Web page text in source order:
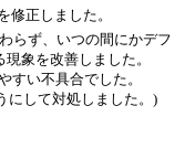
正しました。
らず、いつの間にかデフ
象を改善しました。
すい不具合でした。
にして対処しました。)